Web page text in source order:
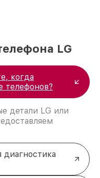
LG
когда
телефонов?
детали LG или
диагностика